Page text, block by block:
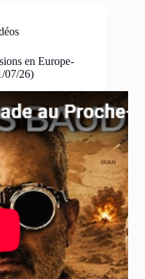
en Europe-
07/26)